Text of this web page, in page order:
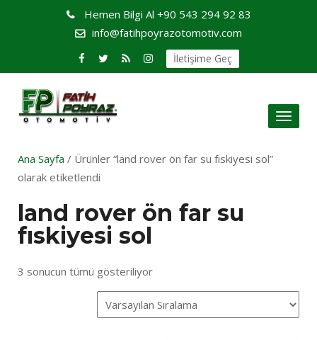
Hemen Bilgi Al +90 543 294 92 83
info@fatihpoyrazotomotiv.com
İletişime Geç
Toggle
Ana Sayfa / Ürünler “land rover ön far su fıskiyesi sol”
olarak etiketlendi
land rover ön far su
fıskiyesi sol
3 sonucun tümü gösteriliyor